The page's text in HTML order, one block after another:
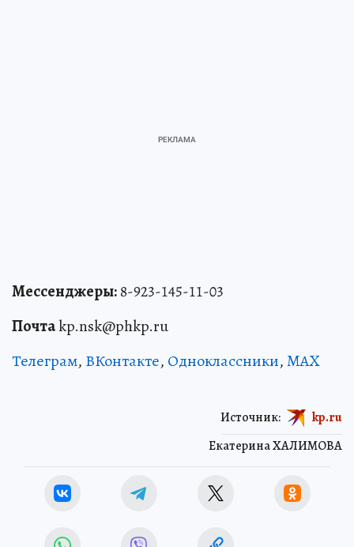
Мессенджеры:8-923-145-11-03
Почтаkp.nsk@phkp.ru
Телеграм, ВКонтакте, Одноклассники,MAX
Екатерина ХАЛИМОВА
Источник: kp.ru